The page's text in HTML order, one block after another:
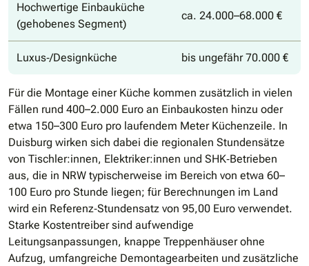
Hochwertige Einbauküche
(gehobenes Segment)
ca. 24.000–68.000 €
Luxus‐/Designküche bis ungefähr 70.000 €
Für die Montage einer Küche kommen zusätzlich in vielen
Fällen rund 400–2.000 Euro an Einbaukosten hinzu oder
etwa 150–300 Euro pro laufendem Meter Küchenzeile. In
Duisburg wirken sich dabei die regionalen Stundensätze
von Tischler:innen, Elektriker:innen und SHK‐Betrieben
aus, die in NRW typischerweise im Bereich von etwa 60–
100 Euro pro Stunde liegen; für Berechnungen im Land
wird ein Referenz‐Stundensatz von 95,00 Euro verwendet.
Starke Kostentreiber sind aufwendige
Leitungsanpassungen, knappe Treppenhäuser ohne
Aufzug, umfangreiche Demontagearbeiten und zusätzliche